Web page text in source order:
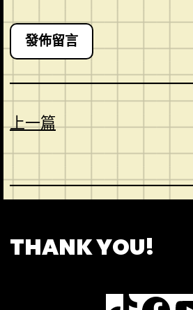
上一篇
THANK YOU!